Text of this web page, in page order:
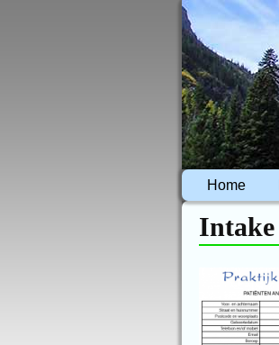
Home
Intake